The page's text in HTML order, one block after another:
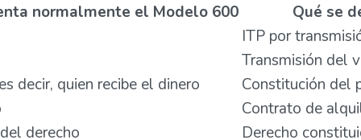
normalmente el Modelo 600
Qué se
ITP por
Transmisión del
decir, quien recibe el dinero
Constitución del
Contrato de
derecho Derecho